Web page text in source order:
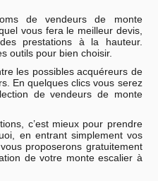
de vendeurs de monte
vous fera le meilleur devis,
prestations à la hauteur.
outils pour bien choisir.
les possibles acquéreurs de
En quelques clics vous serez
de vendeurs de monte
c’est mieux pour prendre
en entrant simplement vos
proposerons gratuitement
de votre monte escalier à